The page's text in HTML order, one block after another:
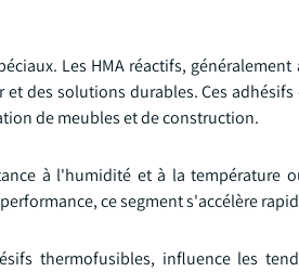
Les HMA réactifs, généralement
des solutions durables. Ces adhésifs
de meubles et de construction.
à l'humidité et à la température
ce segment s'accélère
thermofusibles, influence les